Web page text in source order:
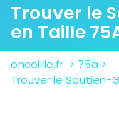
Trouver le
en Taille
oncolille.fr > 75a >
Trouver le Soutien-